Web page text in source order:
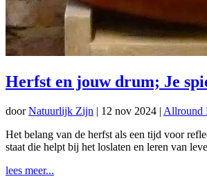
Herfst en jouw drum; Je
doorNatuurlijk Zijn | 12 nov 2024 | Allround
Het belang van de herfst als een tijd voor
staat die helpt bij het loslaten en leren van
lees meer...